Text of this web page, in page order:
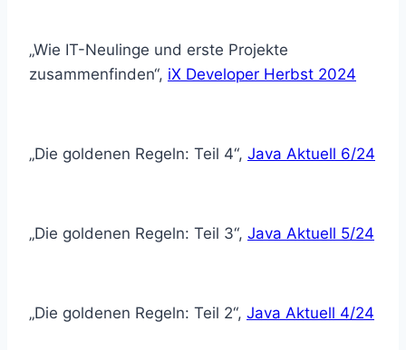
„Wie IT-Neulinge und erste Projekte
zusammenfinden“, iX Developer Herbst 2024
„Die goldenen Regeln: Teil 4“, Java Aktuell 6/24
„Die goldenen Regeln: Teil 3“, Java Aktuell 5/24
„Die goldenen Regeln: Teil 2“, Java Aktuell 4/24